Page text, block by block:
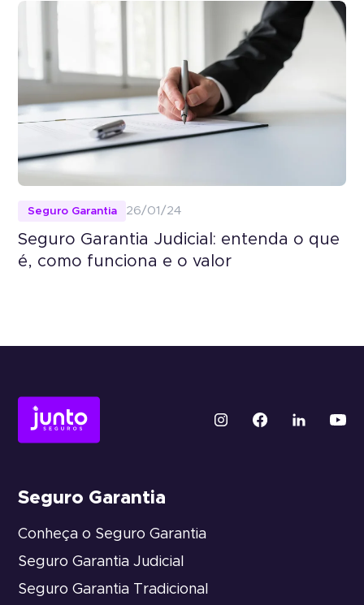
Seguro Garantia 26/01/24
Seguro Garantia Judicial: entenda o que
é, como funciona e o valor
Seguro Garantia
Conheça o Seguro Garantia
Seguro Garantia Judicial
Seguro Garantia Tradicional